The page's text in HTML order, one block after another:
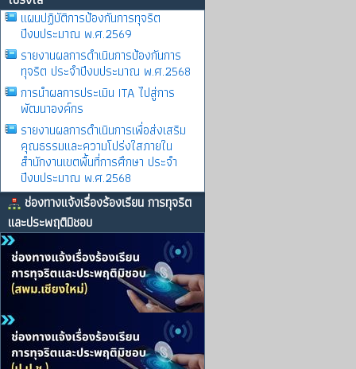
แผนปฏิบัติการป้องกันการทุจริต
ปีงบประมาณ พ.ศ.2569
รายงานผลการดําเนินการป้องกันการ
ทุจริต ประจําปีงบประมาณ พ.ศ.2568
การนำผลการประเมิน ITA ไปสู่การ
พัฒนาองค์กร
รายงานผลการดําเนินการเพื่อส่งเสริม
คุณธรรมและความโปร่งใสภายใน
สำนักงานเขตพื้นที่การศึกษา ประจำ
ปีงบประมาณ พ.ศ.2568
ช่องทางแจ้งเรื่องร้องเรียน การทุจริต
และประพฤติมิชอบ